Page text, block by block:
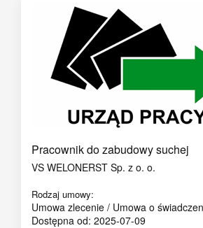
Pracownik do zabudowy suchej
VS WELONERST Sp. z o. o.
Rodzaj umowy:
Umowa zlecenie / Umowa o
Dostępna od: 2025-07-09